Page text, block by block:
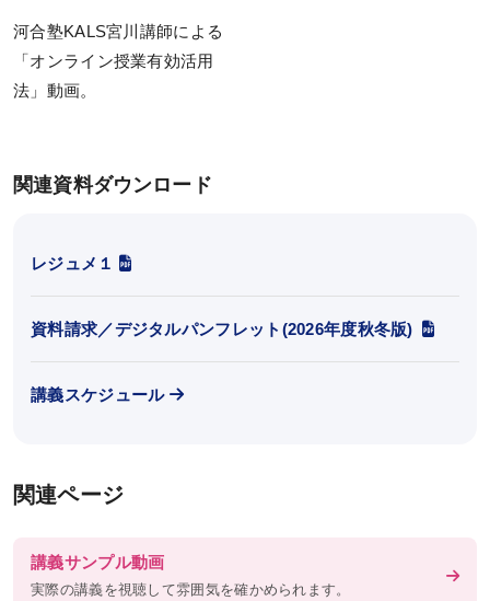
試験情報ガイダンス／
講義サンプル動画
鉄則10＆キーワード120解説
合格実績
合格者体験記
受講料（オンライン講座）
河合塾KALS宮川講師による
「オンライン授業有効活用
法」動画。
関連資料ダウンロード
レジュメ１
資料請求／デジタルパンフレット(2026年度秋冬版)
講義スケジュール
関連ページ
講義サンプル動画
実際の講義を視聴して雰囲気を確かめられます。